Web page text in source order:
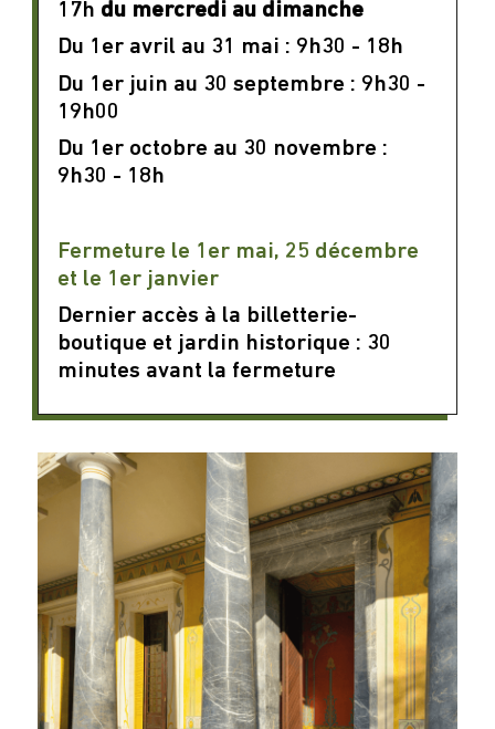
17h du mercredi au dimanche
Du 1er avril au 31 mai : 9h30 - 18h
Du 1er juin au 30 septembre : 9h30 -
19h00
Du 1er octobre au 30 novembre :
9h30 - 18h
Fermeture le 1er mai, 25 décembre
et le 1er janvier
Dernier accès à la billetterie-
boutique et jardin historique : 30
minutes avant la fermeture